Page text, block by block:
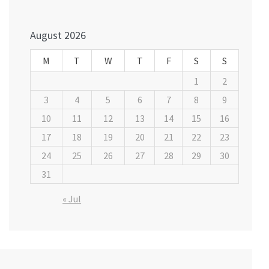
August 2026
M T W T F S
S
1
2
3
4 5 6 7 8
9
10
11 12 13 14 15
16
17
18 19 20 21 22
23
24
25 26 27 28 29
30
31
« Jul